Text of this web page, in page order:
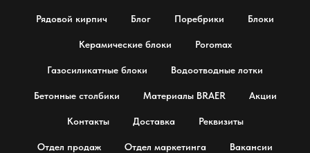
Рядовой кирпич Блог Поребрики Блоки
Керамические блоки Poromax
Газосиликатные блоки Водоотводные лотки
Бетонные столбики Материалы BRAER Акции
Контакты Доставка Реквизиты
Отдел продаж Отдел маркетинга Вакансии